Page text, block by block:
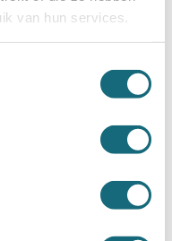
van hun services.
Senator G1-45-